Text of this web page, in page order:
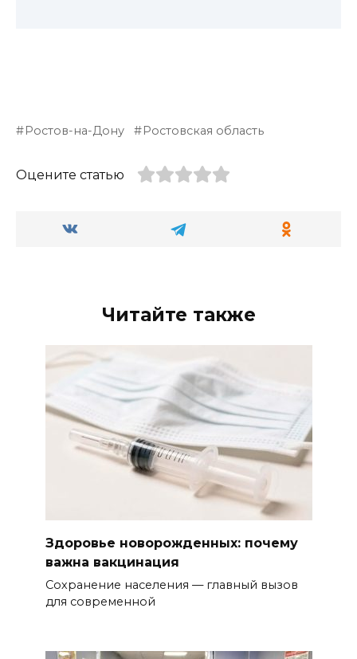
Ростов-на-Дону Ростовская область
Оцените статью
Читайте также
Здоровье новорожденных: почему
важна вакцинация
Сохранение населения — главный вызов
для современной